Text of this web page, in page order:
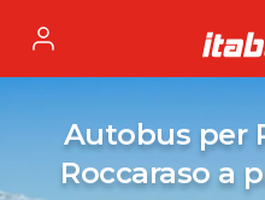
Profile
Autobus per
Roccaraso a